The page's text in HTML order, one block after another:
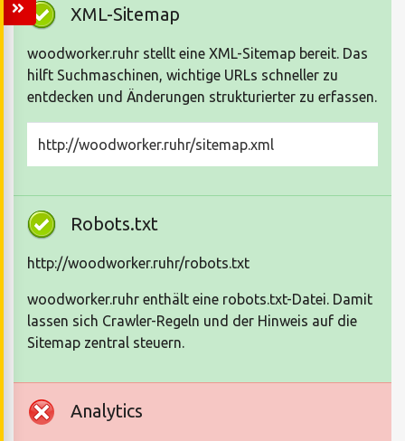
XML-Sitemap
woodworker.ruhr stellt eine XML-Sitemap bereit. Das
hilft Suchmaschinen, wichtige URLs schneller zu
entdecken und Änderungen strukturierter zu erfassen.
http://woodworker.ruhr/sitemap.xml
Robots.txt
http://woodworker.ruhr/robots.txt
woodworker.ruhr enthält eine robots.txt-Datei. Damit
lassen sich Crawler-Regeln und der Hinweis auf die
Sitemap zentral steuern.
Analytics